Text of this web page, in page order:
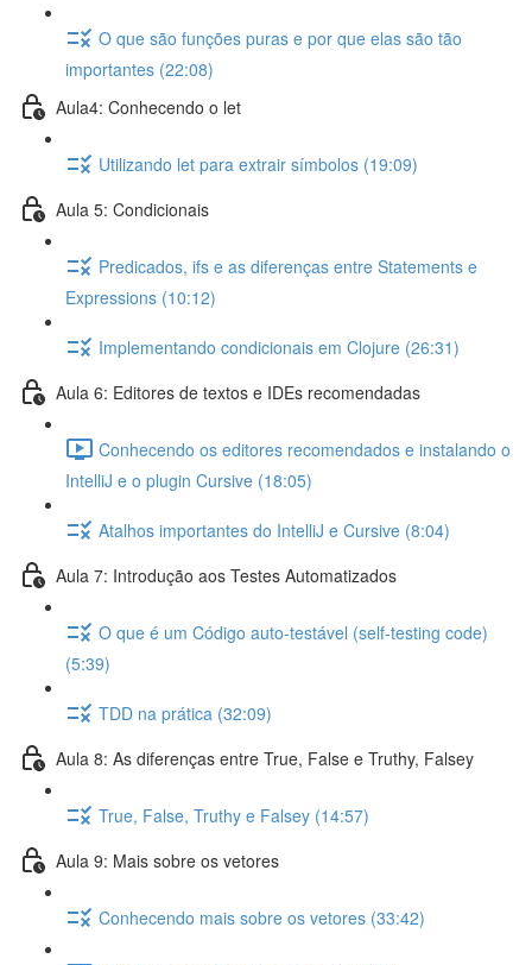
O que são funções puras e por que elas são tão
importantes (22:08)
Aula4: Conhecendo o let
Utilizando let para extrair símbolos (19:09)
Aula 5: Condicionais
Predicados, ifs e as diferenças entre Statements e
Expressions (10:12)
Implementando condicionais em Clojure (26:31)
Aula 6: Editores de textos e IDEs recomendadas
Conhecendo os editores recomendados e instalando o
IntelliJ e o plugin Cursive (18:05)
Atalhos importantes do IntelliJ e Cursive (8:04)
Aula 7: Introdução aos Testes Automatizados
O que é um Código auto-testável (self-testing code)
(5:39)
TDD na prática (32:09)
Aula 8: As diferenças entre True, False e Truthy, Falsey
True, False, Truthy e Falsey (14:57)
Aula 9: Mais sobre os vetores
Conhecendo mais sobre os vetores (33:42)